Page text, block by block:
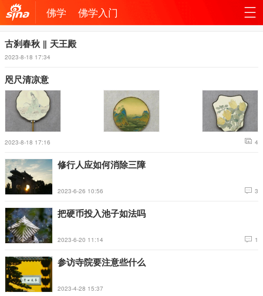
机新
航
佛学 佛学入门
古刹春秋 ‖ 天王殿
2023-8-18 17:34
咫尺清凉意
2023-8-18 17:16 4
修行人应如何消除三障
2023-6-26 10:56 3
把硬币投入池子如法吗
2023-6-20 11:14 1
参访寺院要注意些什么
2023-4-28 15:37